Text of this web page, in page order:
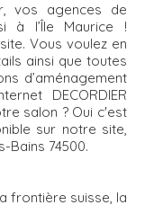
vos agences de
à l’Île Maurice !
Vous voulez en
ainsi que toutes
d’aménagement
DECORDIER
salon ? Oui c'est
sur notre site,
Bains 74500.
frontière suisse, la